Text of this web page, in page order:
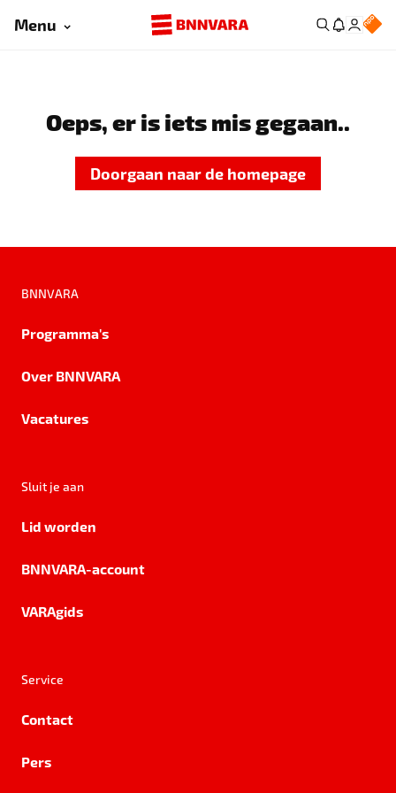
Menu
Oeps, er is iets mis gegaan..
Doorgaan naar de homepage
BNNVARA
Programma's
Over BNNVARA
Vacatures
Sluit je aan
Lid worden
BNNVARA-account
VARAgids
Service
Contact
Pers